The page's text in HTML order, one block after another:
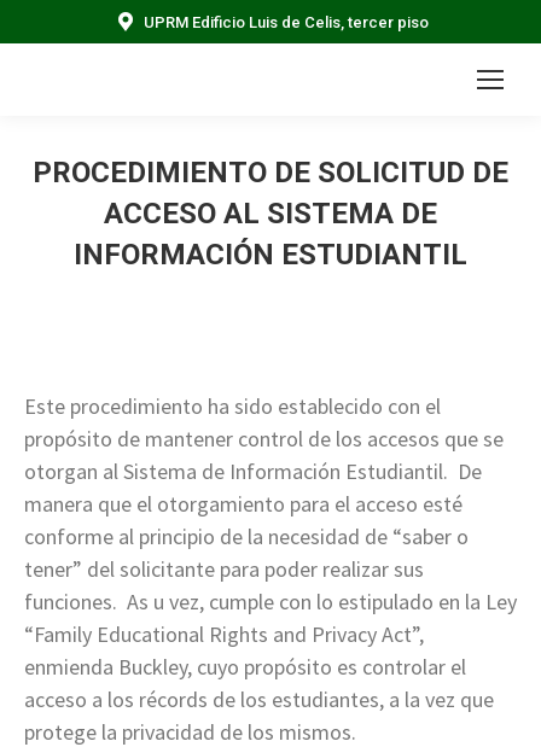
UPRM Edificio Luis de Celis, tercer piso
PROCEDIMIENTO DE SOLICITUD DE
ACCESO AL SISTEMA DE
INFORMACIÓN ESTUDIANTIL
Este procedimiento ha sido establecido con el
propósito de mantener control de los accesos que se
otorgan al Sistema de Información Estudiantil. De
manera que el otorgamiento para el acceso esté
conforme al principio de la necesidad de “saber o
tener” del solicitante para poder realizar sus
funciones. As u vez, cumple con lo estipulado en la Ley
“Family Educational Rights and Privacy Act”,
enmienda Buckley, cuyo propósito es controlar el
acceso a los récords de los estudiantes, a la vez que
protege la privacidad de los mismos.